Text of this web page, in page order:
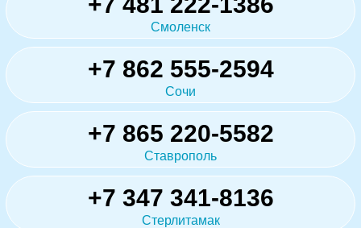
Смоленск
+7 862 555-2594
Сочи
+7 865 220-5582
Ставрополь
+7 347 341-8136
Стерлитамак